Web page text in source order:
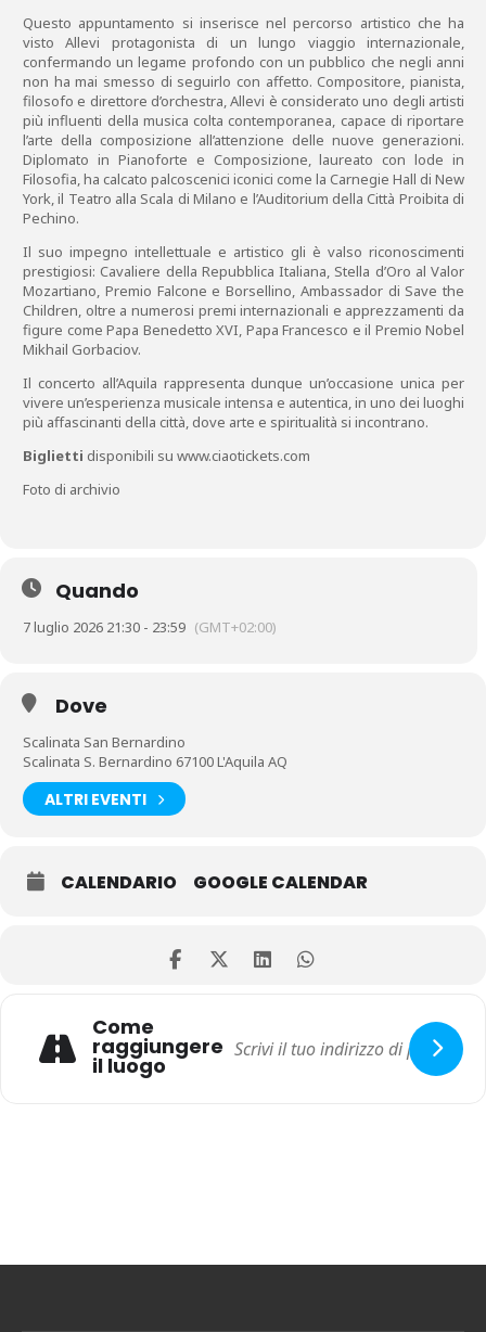
Questo appuntamento si inserisce nel percorso artistico che ha
visto Allevi protagonista di un lungo viaggio internazionale,
confermando un legame profondo con un pubblico che negli anni
non ha mai smesso di seguirlo con affetto. Compositore, pianista,
filosofo e direttore d’orchestra, Allevi è considerato uno degli artisti
più influenti della musica colta contemporanea, capace di riportare
l’arte della composizione all’attenzione delle nuove generazioni.
Diplomato in Pianoforte e Composizione, laureato con lode in
Filosofia, ha calcato palcoscenici iconici come la Carnegie Hall di New
York, il Teatro alla Scala di Milano e l’Auditorium della Città Proibita di
Pechino.
Il suo impegno intellettuale e artistico gli è valso riconoscimenti
prestigiosi: Cavaliere della Repubblica Italiana, Stella d’Oro al Valor
Mozartiano, Premio Falcone e Borsellino, Ambassador di Save the
Children, oltre a numerosi premi internazionali e apprezzamenti da
figure come Papa Benedetto XVI, Papa Francesco e il Premio Nobel
Mikhail Gorbaciov.
Il concerto all’Aquila rappresenta dunque un’occasione unica per
vivere un’esperienza musicale intensa e autentica, in uno dei luoghi
più affascinanti della città, dove arte e spiritualità si incontrano.
Biglietti disponibili su www.ciaotickets.com
Foto di archivio
Quando
7 luglio 2026 21:30 - 23:59 (GMT+02:00)
Dove
Scalinata San Bernardino
Scalinata S. Bernardino 67100 L'Aquila AQ
ALTRI EVENTI
CALENDARIO GOOGLE CALENDAR
Come
raggiungere
il luogo